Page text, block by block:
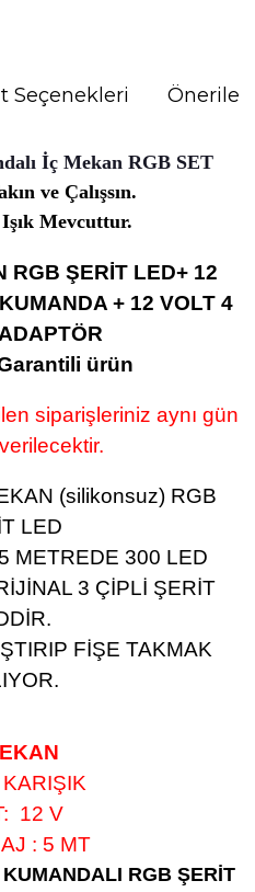
Seçenekleri
İç Mekan RGB SET
ve Çalışsın.
Mevcuttur.
RGB ŞERİT LED+ 12
+ 12 VOLT 4
ürün
siparişleriniz aynı gün
(silikonsuz) RGB
LED
METREDE 300 LED
3 ÇİPLİ ŞERİT
FİŞE TAKMAK
12 V
: 5 MT
RGB ŞERİT